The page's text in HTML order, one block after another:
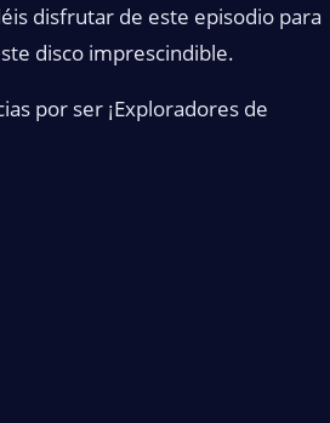
disfrutar de este episodio para
disco imprescindible.
por ser ¡Exploradores de